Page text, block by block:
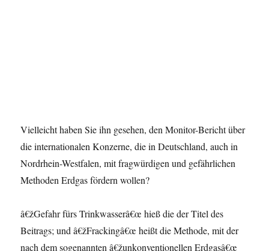
Vielleicht haben Sie ihn gesehen, den Monitor-Bericht über
die internationalen Konzerne, die in Deutschland, auch in
Nordrhein-Westfalen, mit fragwürdigen und gefährlichen
Methoden Erdgas fördern wollen?
â€žGefahr fürs Trinkwasserâ€œ hieß die der Titel des
Beitrags; und â€žFrackingâ€œ heißt die Methode, mit der
nach dem sogenannten â€žunkonventionellen Erdgasâ€œ